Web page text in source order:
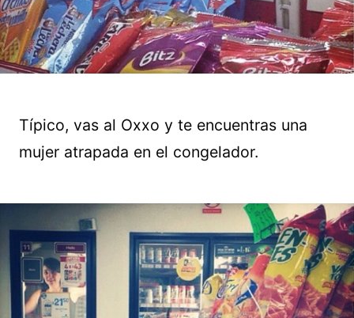
Típico, vas al Oxxo y te encuentras una
mujer atrapada en el congelador.